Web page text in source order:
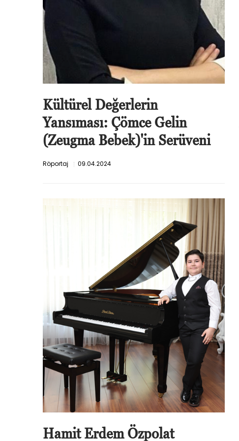
Kültürel Değerlerin
Yansıması: Çömce Gelin
(Zeugma Bebek)'in Serüveni
Röportaj 09.04.2024
Hamit Erdem Özpolat